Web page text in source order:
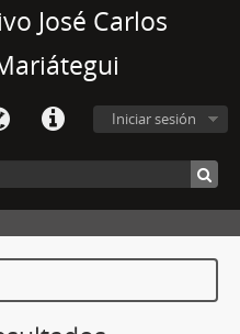
José Carlos
Iniciar sesión